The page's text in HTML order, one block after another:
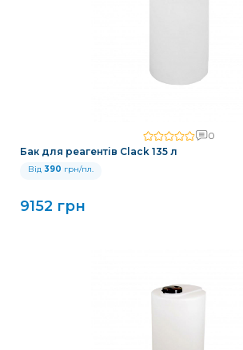
0
Бак для реагентів Clack 135 л
Від 390 грн/пл.
9152 грн